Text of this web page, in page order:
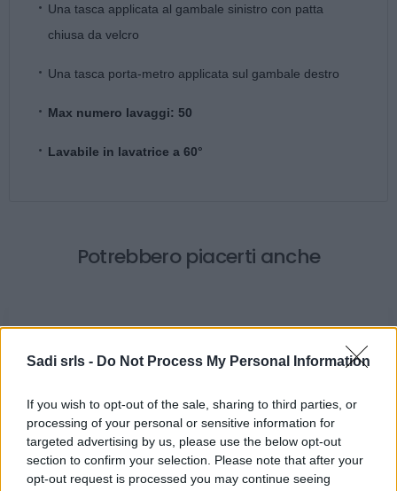
Sadi srls - Do Not Process My Personal Information
If you wish to opt-out of the sale, sharing to third parties, or
processing of your personal or sensitive information for
targeted advertising by us, please use the below opt-out
section to confirm your selection. Please note that after your
opt-out request is processed you may continue seeing
Una tasca applicata al gambale sinistro con patta
chiusa da velcro
Una tasca porta-metro applicata sul gambale destro
Max numero lavaggi: 50
Lavabile in lavatrice a 60°
Potrebbero piacerti anche
Gilet da lavoro smanicato alta visibilità Rossini Basic
Hi-Vis Giallo, Arancione